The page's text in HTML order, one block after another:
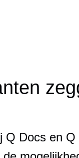
Q Docs en